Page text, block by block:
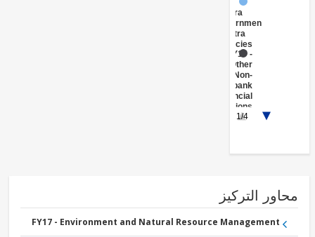
FY17 -
Central
Government
(Central
Agencies
)
Institutions
FY17 -
Geothermal
FY17 -
Renewable
Energy
Solar
التركيز
FY17 - Environment and Natural Resource Management